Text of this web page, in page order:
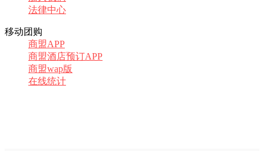
法律中心
移动团购
商盟APP
商盟酒店预订APP
商盟wap版
在线统计